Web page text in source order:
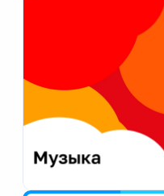
Екатеринбург
Калининград
Калуга